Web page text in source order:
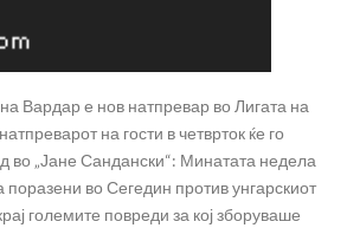
Вардар е нов натпревар во Лигата на
на гости в четврток ќе го
во „Јане Сандански“: Минатата недела
поразени во Сегедин против унгарскиот
големите повреди за кој зборуваше